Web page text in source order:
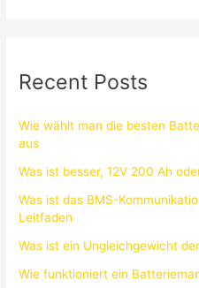
Recent Posts
Wie wählt man die besten
aus
Was ist besser, 12V 200 Ah
Was ist das BMS-
Leitfaden
Was ist ein Ungleichgewicht
Wie funktioniert ein